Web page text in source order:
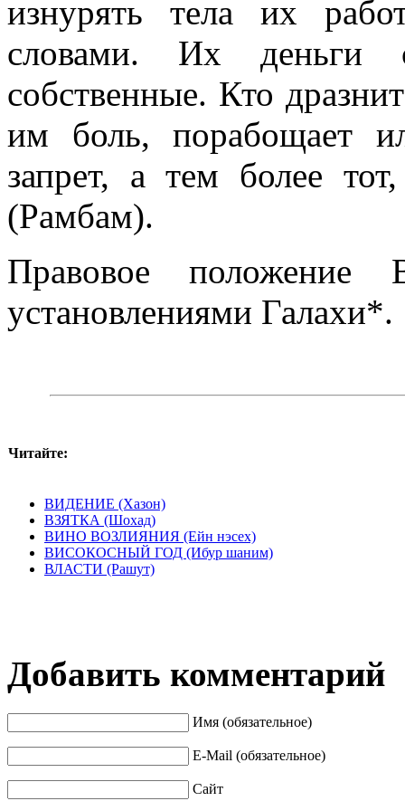
изнурять тела их
словами. Их деньги
собственные. Кто
им боль, порабощает
запрет, а тем более
(Рамбам).
Правовое положение
установлениями Галахи*.
Читайте:
ВИДЕНИЕ (Хазон)
ВЗЯТКА (Шохад)
ВИНО ВОЗЛИЯНИЯ (Ейн нэсех)
ВИСОКОСНЫЙ ГОД (Ибур шаним)
ВЛАСТИ (Рашут)
Добавить комментарий
Имя (обязательное)
E-Mail (обязательное)
Сайт